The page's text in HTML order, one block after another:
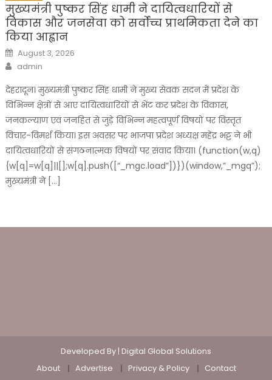
मुख्यमंत्री पुष्कर सिंह धामी ने दायित्वधारियों से
विकास और जनसेवा को सर्वोच्च प्राथमिकता देने का
किया आह्वान
Posted
on
August 3, 2026
Author
admin
देहरादून। मुख्यमंत्री पुष्कर सिंह धामी ने मुख्य सेवक सदन में प्रदेश के
विभिन्न क्षेत्रों से आए दायित्वधारियों से भेंट कर प्रदेश के विकास,
जनकल्याण एवं जनहित से जुड़े विभिन्न महत्वपूर्ण विषयों पर विस्तृत
विचार-विमर्श किया। इस अवसर पर भाजपा प्रदेश अध्यक्ष महेंद्र भट्ट ने भी
दायित्वधारियों से संगठनात्मक विषयों पर संवाद किया। (function(w,q)
{w[q]=w[q]||[];w[q].push([“_mgc.load”])})(window,”_mgq”);
मुख्यमंत्री ने […]
Developed By | Digital Global Solutions
About
Advertise Privacy & Policy Contact